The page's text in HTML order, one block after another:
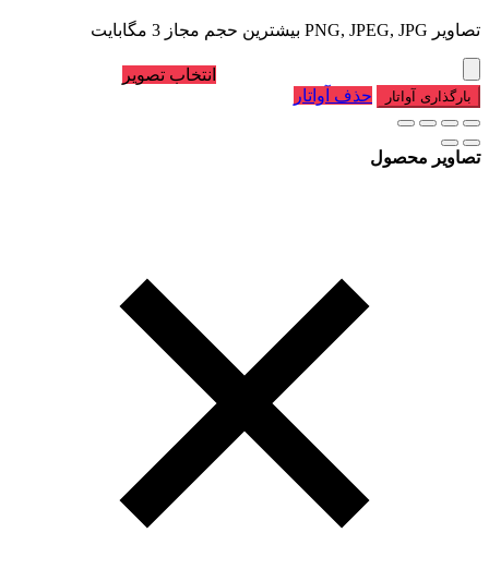
تصاویر PNG, JPEG, JPG بیشترین حجم مجاز 3 مگابایت
انتخاب تصویر
بارگذاری آواتار حذف آواتار
تصاویر محصول